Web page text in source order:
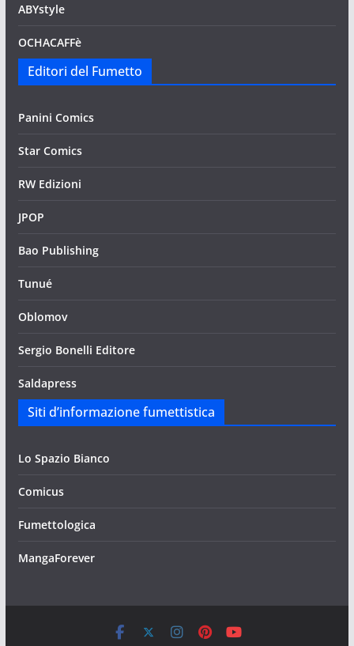
ABYstyle
OCHACAFFè
Editori del Fumetto
Panini Comics
Star Comics
RW Edizioni
JPOP
Bao Publishing
Tunué
Oblomov
Sergio Bonelli Editore
Saldapress
Siti d’informazione fumettistica
Lo Spazio Bianco
Comicus
Fumettologica
MangaForever